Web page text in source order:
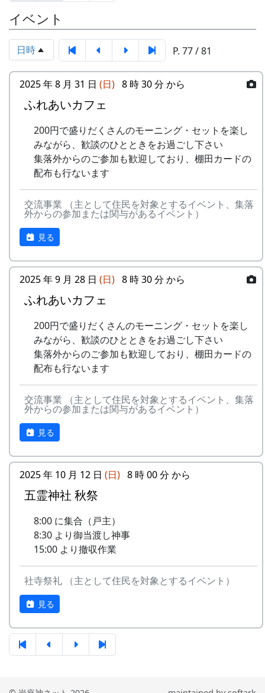
棚田のイネに
里山の自然と暮らしを守ろうと、全国に棚田オー
ナー制度というのがあります。
ある都会の若者が、棚田で田植えをして地元の人
に管理してもらい、収穫を楽しみに１年を過ごす
姿を想像して詩を書きました。
相棒の“うらめしあ”が曲をつけてくれて、兵庫県
のとある棚田コンサート（収穫日に田んぼでライ
ブする企画）でみんなで歌った思い出の楽曲で
す。（ポン四郎）
水と太陽の国で
稲刈りの日、田んぼでオリジナル曲を披露・演奏
する棚田コンサート。
毎年曲を創り出演してきましたが、その中でも、
夏のイメージを色濃く出した曲です。
水田に降り注ぐ“雨”と“太陽の光”が、私達の命を
支えているのだと実感させられた「里山のよきイ
ベント」でした。（ポン四郎）
収穫祭にて
10
帰ってきたよ
H CORPORATION
11
帰郷〜2000〜9⽉吉
⽇
三畳⼀間
14
静かに時は…
H CORPORATION
15
⽔と太陽の国で
16
収穫の秋に
⽉ーアカリ
17
棚⽥のステージへ
2000年 加美町〜棚⽥の秋〜 穫れたての
うた
No 歌
1
ふるさと加美の
⾥へ
メシアとポン四郎バン
ド
2
加美の⾥か
ら'98
3 永遠の⾥
すぱ
4
5
なんとなく聴く
うた
リアルキャンディーズ
6 あしたは帰ろう
7
蒼い⾵〜棚
⽥'99〜
8
ふるさと加美の
⾥へ
旅⼈
9 棚⽥の四季
10
この町で
- アンジェラ
⾵
- アンジェラ
棚⽥の
ステー
ジへ
1999
- アンジェラ
2
グリーンマウンテン
ボーイズ
歌おう
みんな
1999
-
グリーンマウンテン
ボーイズ
あした
は帰ろ
2000
ボーイズ
ってい
る
3 ⽉ーアカリ
ンド・
フォー
エバー
- ⽉ーアカリ
収穫の
秋に
1999 2001
4
H CORPORATION
(II)
- H CORPORATION
帰って
HCORPORATION(II)
メシアとポン四郎バ
ンド
イネに
-
メシアとポン四郎バ
メシアとポン四郎バ
ンド
イベント
日時 P. 77 / 81
2025 年 8 月 31 日 (日) 8 時 30 分 から
ふれあいカフェ
200円で盛りだくさんのモーニング・セットを楽し
みながら、歓談のひとときをお過ごし下さい
集落外からのご参加も歓迎しており、棚田カードの
配布も行ないます
交流事業 （主として住民を対象とするイベント、集落
外からの参加または関与があるイベント）
見る
2025 年 9 月 28 日 (日) 8 時 30 分 から
ふれあいカフェ
200円で盛りだくさんのモーニング・セットを楽し
みながら、歓談のひとときをお過ごし下さい
集落外からのご参加も歓迎しており、棚田カードの
配布も行ないます
交流事業 （主として住民を対象とするイベント、集落
外からの参加または関与があるイベント）
見る
2025 年 10 月 12 日 (日) 8 時 00 分 から
五霊神社 秋祭
8:00 に集合（戸主）
8:30 より御当渡し神事
15:00 より撤収作業
社寺祭礼 （主として住民を対象とするイベント）
見る